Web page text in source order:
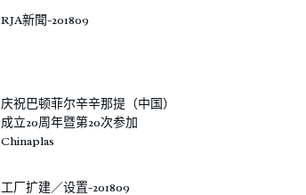
RJA新聞-201809
庆祝巴顿菲尔辛辛那提（中国）
成立20周年暨第20次参加
Chinaplas
工厂扩建／设置-201809